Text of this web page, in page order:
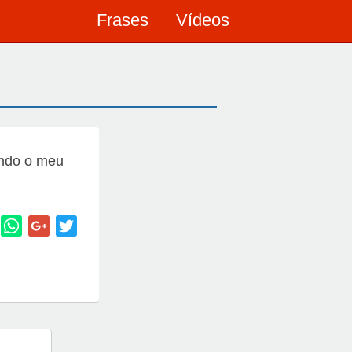
Frases Vídeos
o meu